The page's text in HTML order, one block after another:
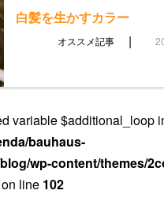
白髪を生かすカラー
オススメ記事 |
variable $additional_loop
bauhaus-
wp-content/themes/
on line 102